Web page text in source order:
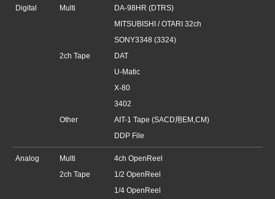
Digital Multi
2ch Tape
Other
DA-98HR (DTRS)
MITSUBISHI / OTARI 32ch
SONY3348 (3324)
DAT
U-Matic
X-80
3402
AIT-1 Tape (SACD用EM,CM)
DDP File
Analog
Multi
2ch Tape
4ch OpenReel
1/2 OpenReel
1/4 OpenReel